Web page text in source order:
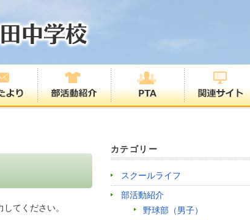
てください。
カテゴリー
スクールライフ
部活動紹介
野球部（男子）